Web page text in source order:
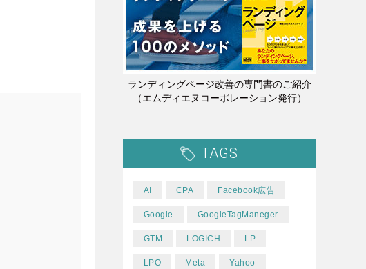
ランディングページ改善の専門書のご紹介
（エムディエヌコーポレーション発行）
TAGS
AI CPA Facebook広告
Google GoogleTagManeger
GTM LOGICH LP
LPO Meta Yahoo